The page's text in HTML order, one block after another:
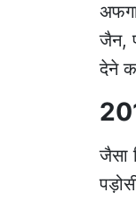
जैन,
देने
जैसा